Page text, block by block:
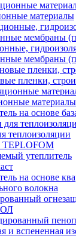
материалы
мембраны
пленки,
материалы
на основе
теплоизоляции
TEPLOFOM
утеплитель
на основе
волокна